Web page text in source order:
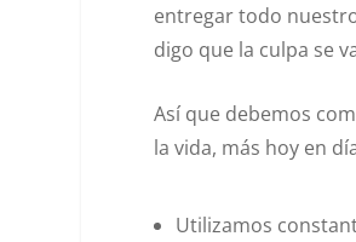
entregar todo
digo que la culpa se
Así que debemos
la vida, más hoy en
Utilizamos